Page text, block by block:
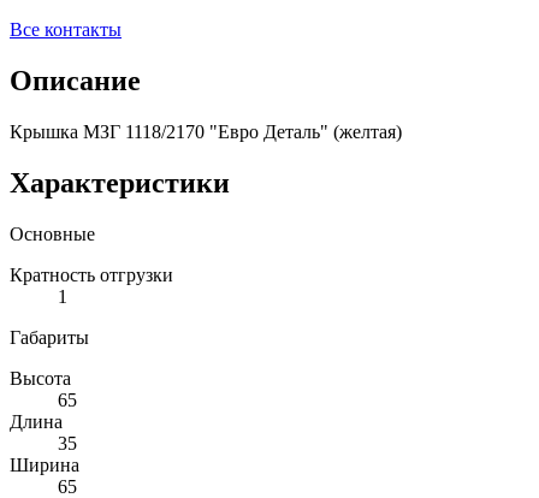
Все контакты
Описание
Крышка МЗГ 1118/2170 "Евро Деталь" (желтая)
Характеристики
Основные
Кратность отгрузки
1
Габариты
Высота
65
Длина
35
Ширина
65